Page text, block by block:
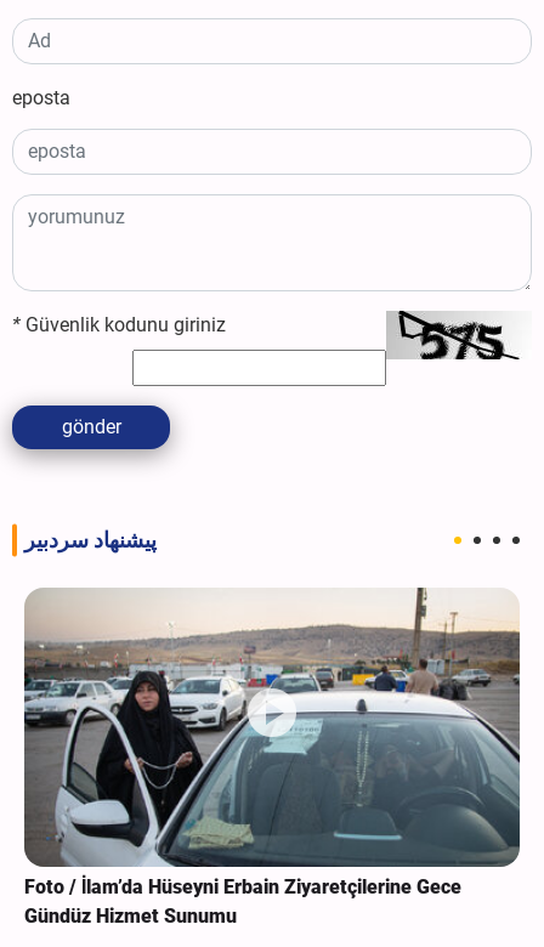
eposta
* Güvenlik kodunu giriniz
gönder
پیشنهاد سردبیر
Foto / İlam’da Hüseyni Erbain Ziyaretçilerine Gece
Gündüz Hizmet Sunumu